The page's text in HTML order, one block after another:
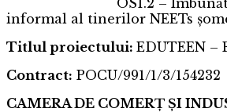
informal al tinerilor NEETs
Titlul proiectului: EDUTEEN –
Contract: POCU/991/1/3/154232
CAMERA DE COMERȚ ȘI